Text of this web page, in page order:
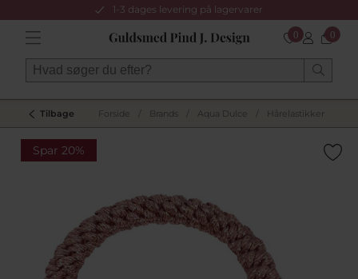
1-3 dages levering på lagervarer
0 0
Tilbage Forside Brands Aqua Dulce Hårelastikker
Spar 20%